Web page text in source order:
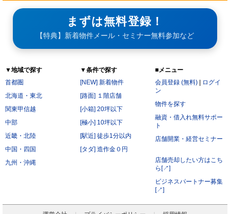
まずは無料登録！
【特典】新着物件メール・セミナー無料参加など
▼地域で探す
首都圏
北海道・東北
関東甲信越
中部
近畿・北陸
中国・四国
九州・沖縄
▼条件で探す
[NEW] 新着物件
[路面] １階店舗
[小箱] 20坪以下
[極小] 10坪以下
[駅近] 徒歩1分以内
[タダ] 造作金０円
■メニュー
会員登録 (無料)
ログイ
ン
物件を探す
融資・借入れ無料サポー
ト
店舗開業・経営セミナー
店舗売却したい方はこち
ら[↗]
ビジネスパートナー募集
[↗]